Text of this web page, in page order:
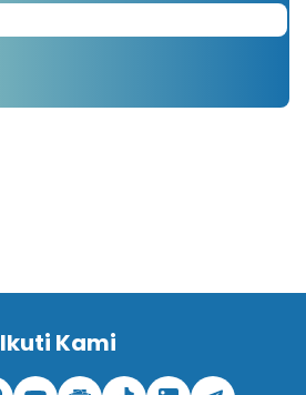
Ikuti Kami